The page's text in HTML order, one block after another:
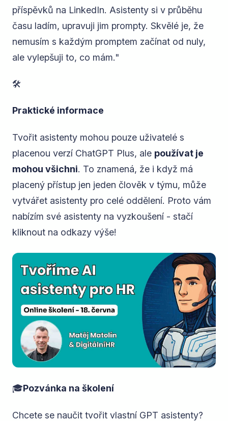
příspěvků na LinkedIn. Asistenty si v průběhu
času ladím, upravuji jim prompty. Skvělé je, že
nemusím s každým promptem začínat od nuly,
ale vylepšuji to, co mám."
🛠
Praktické informace
Tvořit asistenty mohou pouze uživatelé s
placenou verzí ChatGPT Plus, ale používat je
mohou všichni. To znamená, že i když má
placený přístup jen jeden člověk v týmu, může
vytvářet asistenty pro celé oddělení. Proto vám
nabízím své asistenty na vyzkoušení - stačí
kliknout na odkazy výše!
🎓Pozvánka na školení
Chcete se naučit tvořit vlastní GPT asistenty?